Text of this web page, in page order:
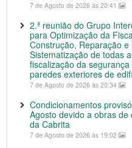
7 de Agosto de 2026 às 20:41
2.ª reunião do Grupo
para Optimização da
Construção, Reparação
Sistematização de todas
fiscalização da
paredes exteriores de
7 de Agosto de 2026 às 20:34
Condicionamentos
Agosto devido a obras
da Cabrita
7 de Agosto de 2026 às 19:02